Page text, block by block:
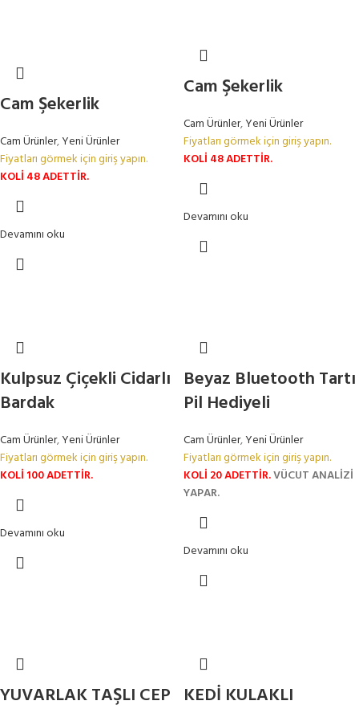
Cam Şekerlik
Cam Ürünler,Yeni Ürünler
Fiyatları görmek için giriş yapın.
KOLİ 48 ADETTİR.
Devamını oku
Cam Şekerlik
Cam Ürünler,Yeni Ürünler
Fiyatları görmek için giriş yapın.
KOLİ 48 ADETTİR.
Devamını oku
Kulpsuz Çiçekli Cidarlı
Bardak
Cam Ürünler,Yeni Ürünler
Fiyatları görmek için giriş yapın.
KOLİ 100 ADETTİR.
Devamını oku
Beyaz Bluetooth Tartı
Pil Hediyeli
Cam Ürünler,Yeni Ürünler
Fiyatları görmek için giriş yapın.
KOLİ 20 ADETTİR.VÜCUT ANALİZİ
YAPAR.
Devamını oku
YUVARLAK TAŞLI CEP KEDİ KULAKLI